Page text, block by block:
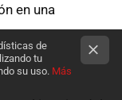
en una
de
tu
su uso. Más